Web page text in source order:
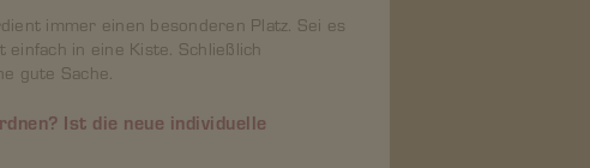
immer einen besonderen Platz. Sei es
in eine Kiste. Schließlich
gute Sache.
Ist die neue individuelle